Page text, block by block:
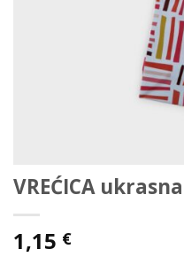
VREĆICA
1,15 €